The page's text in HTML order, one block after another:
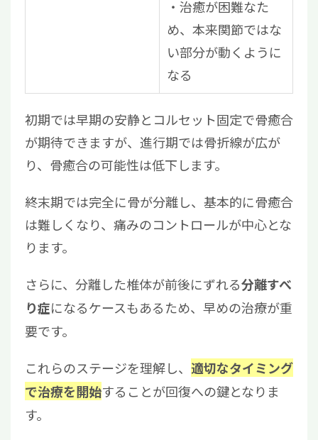
・治癒が困難なた
め、本来関節ではな
い部分が動くように
なる
初期では早期の安静とコルセット固定で骨癒合
が期待できますが、進行期では骨折線が広が
り、骨癒合の可能性は低下します。
終末期では完全に骨が分離し、基本的に骨癒合
は難しくなり、痛みのコントロールが中心とな
ります。
さらに、分離した椎体が前後にずれる分離すべ
り症になるケースもあるため、早めの治療が重
要です。
これらのステージを理解し、 適切なタイミング
で治療を開始することが回復への鍵となりま
す。